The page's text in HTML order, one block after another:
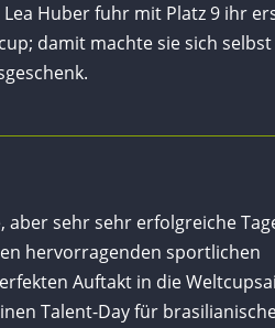
Huber fuhr mit Platz 9 ihr
damit machte sie sich
aber sehr sehr erfolgreiche
hervorragenden sportlichen
Auftakt in die
Talent-Day für